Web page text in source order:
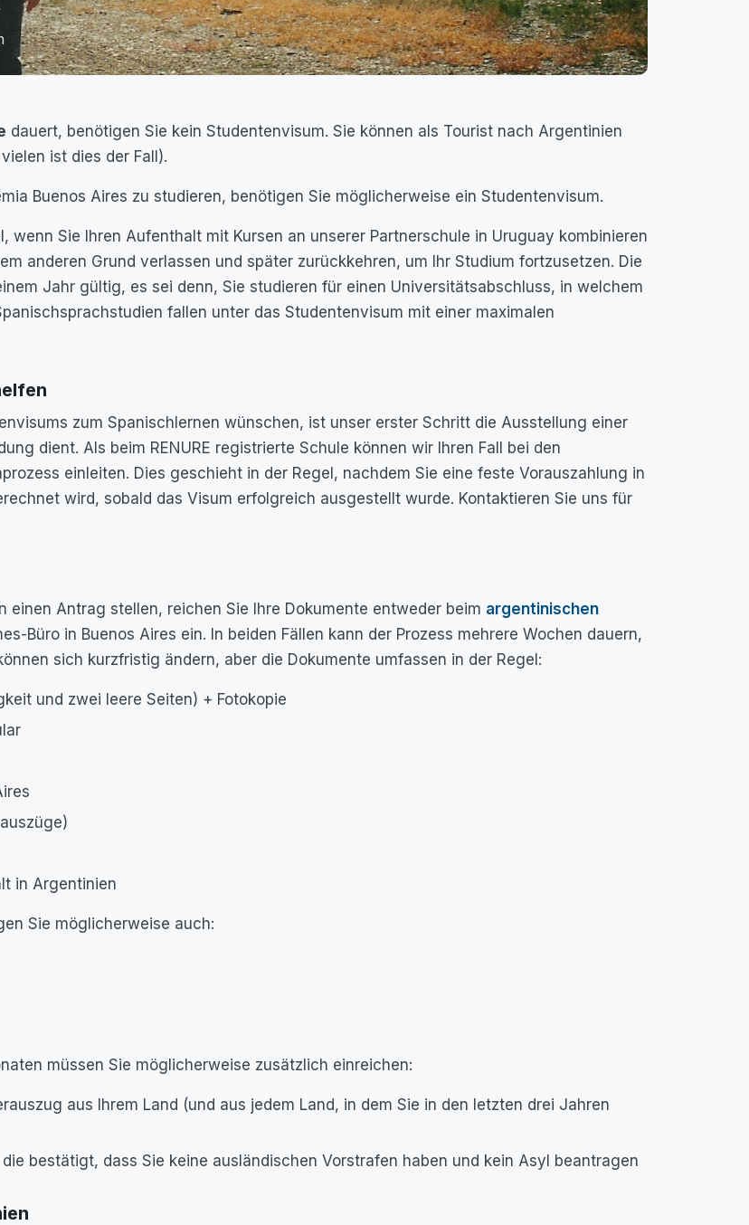
dauert, benötigen Sie kein Studentenvisum. Sie können als Tourist nach Argentinien
ist dies der Fall).
Buenos Aires zu studieren, benötigen Sie möglicherweise ein Studentenvisum.
wenn Sie Ihren Aufenthalt mit Kursen an unserer Partnerschule in Uruguay kombinieren
anderen Grund verlassen und später zurückkehren, um Ihr Studium fortzusetzen. Die
Jahr gültig, es sei denn, Sie studieren für einen Universitätsabschluss, in welchem
fallen unter das Studentenvisum mit einer maximalen
zum Spanischlernen wünschen, ist unser erster Schritt die Ausstellung einer
dient. Als beim RENURE registrierte Schule können wir Ihren Fall bei den
einleiten. Dies geschieht in der Regel, nachdem Sie eine feste Vorauszahlung in
wird, sobald das Visum erfolgreich ausgestellt wurde. Kontaktieren Sie uns für
Antrag stellen, reichen Sie Ihre Dokumente entweder beim argentinischen
Büro in Buenos Aires ein. In beiden Fällen kann der Prozess mehrere Wochen dauern,
sich kurzfristig ändern, aber die Dokumente umfassen in der Regel:
und zwei leere Seiten) + Fotokopie
in Argentinien
Sie möglicherweise auch:
müssen Sie möglicherweise zusätzlich einreichen:
aus Ihrem Land (und aus jedem Land, in dem Sie in den letzten drei Jahren
bestätigt, dass Sie keine ausländischen Vorstrafen haben und kein Asyl beantragen